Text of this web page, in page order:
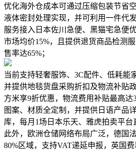
优化海外仓成本可通过压缩包装节省
液体密封处理实现，并可利用一件代
服务接入日本佐川急便、黑猫宅急便
市场均价15%，且提供退货商品检测
售率达65%；
当前支持轻奢服饰、3C配件、低耗能
并提供地毯货盘采购折扣及物流补贴
方米享9折优惠，物流费用补贴最高达
图案、材质全定制，并提供日语产品
库，每月1场日本乐天、雅虎拍卖平台
此外，欧洲仓储网络布局广泛，德国
80%区域，支持VAT递延申报，英国